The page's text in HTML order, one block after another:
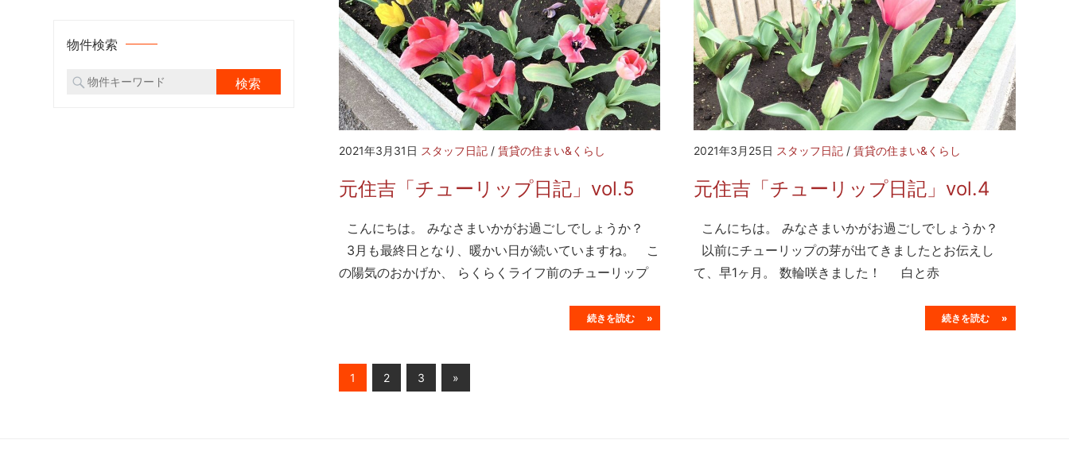
2021年3月31日 スタッフ日記/ 賃貸の住まい&くらし
元住吉「チューリップ日記」vol.5
こんにちは。 みなさまいかがお過ごしでしょうか？
3月も最終日となり、暖かい日が続いていますね。 こ
の陽気のおかげか、 らくらくライフ前のチューリップ
続きを読む »
2021年3月25日 スタッフ日記 /賃貸の住まい&くらし
元住吉「チューリップ日記」vol.4
こんにちは。 みなさまいかがお過ごしでしょうか？
以前にチューリップの芽が出てきましたとお伝えし
て、早1ヶ月。 数輪咲きました！ 白と赤
続きを読む »
投
1 2 3
Next
Posts
»
物件検索